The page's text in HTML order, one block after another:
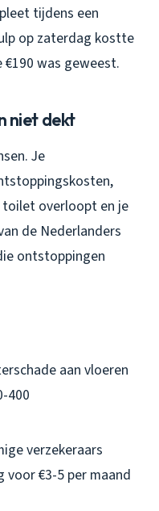
tijdens een
op zaterdag kostte
was geweest.
niet dekt
Je
toilet overloopt en je
de Nederlanders
ontstoppingen
aan vloeren
400
verzekeraars
€3-5 per maand